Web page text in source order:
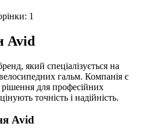
1
Avid
який спеціалізується на
гальм. Компанія є
для професійних
точність і надійність.
Avid